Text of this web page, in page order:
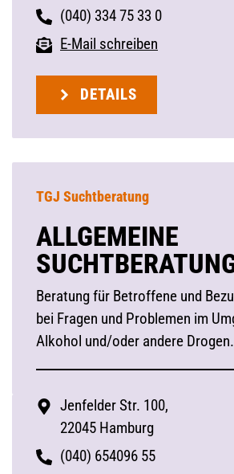
(040) 334 75 33 0
E-Mail schreiben
DETAILS
TGJ Suchtberatung
ALLGEMEINE
Beratung für Betroffene und
bei Fragen und Problemen im
Alkohol und/oder andere Drogen.
Jenfelder Str. 100,
22045 Hamburg
(040) 654096 55